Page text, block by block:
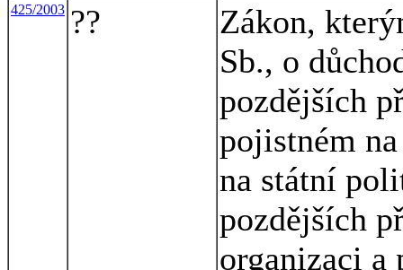
425/2003 ??
Zákon,
Sb., o
pozdějších
pojistném
na státní
pozdějších
organizaci a